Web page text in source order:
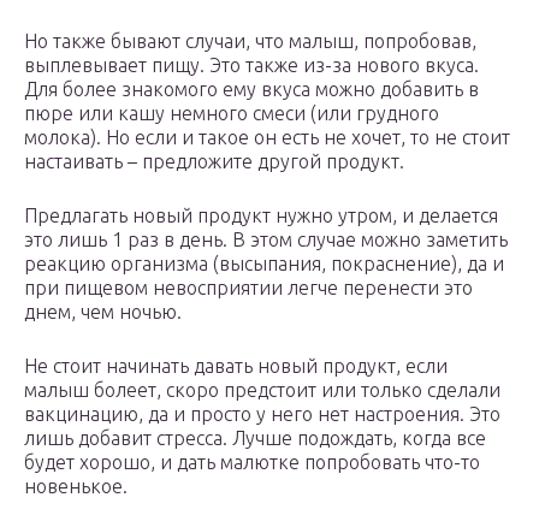
Но также бывают случаи, что малыш, попробовав,
выплевывает пищу. Это также из-за нового вкуса.
Для более знакомого ему вкуса можно добавить в
пюре или кашу немного смеси (или грудного
молока). Но если и такое он есть не хочет, то не стоит
настаивать – предложите другой продукт.
Предлагать новый продукт нужно утром, и делается
это лишь 1 раз в день. В этом случае можно заметить
реакцию организма (высыпания, покраснение), да и
при пищевом невосприятии легче перенести это
днем, чем ночью.
Не стоит начинать давать новый продукт, если
малыш болеет, скоро предстоит или только сделали
вакцинацию, да и просто у него нет настроения. Это
лишь добавит стресса. Лучше подождать, когда все
будет хорошо, и дать малютке попробовать что-то
новенькое.